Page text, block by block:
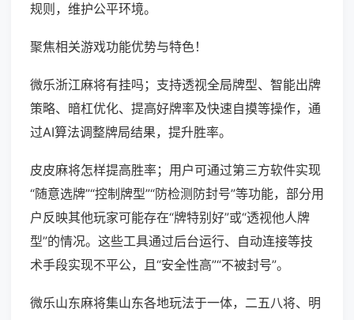
规则，维护公平环境。
聚焦相关游戏功能优势与特色！
微乐浙江麻将有挂吗；支持透视全局牌型、智能出牌
策略、暗杠优化、提高好牌率及快速自摸等操作，通
过AI算法调整牌局结果，提升胜率。
皮皮麻将怎样提高胜率；用户可通过第三方软件实现
“随意选牌”“控制牌型”“防检测防封号”等功能，部分用
户反映其他玩家可能存在“牌特别好”或“透视他人牌
型”的情况。这些工具通过后台运行、自动连接等技
术手段实现不平公，且“安全性高”“不被封号”。
微乐山东麻将集山东各地玩法于一体，二五八将、明